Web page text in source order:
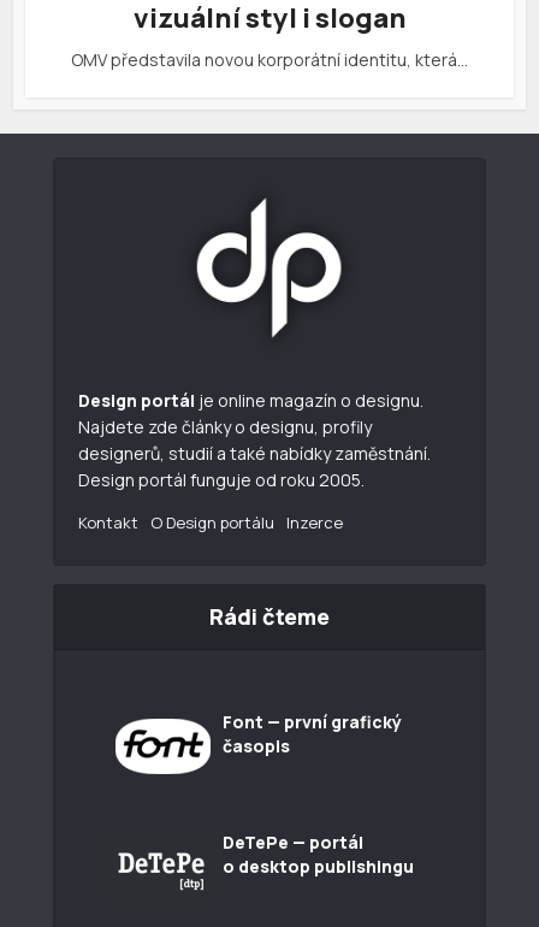
vizuální styl i slogan
OMV představila novou korporátní identitu, která…
Design portál je online magazín o designu.
Najdete zde články o designu, profily
designerů, studií a také nabídky zaměstnání.
Design portál funguje od roku 2005.
Kontakt O Design portálu Inzerce
Rádi čteme
Font — první grafický
časopis
DeTePe — portál
o desktop publishingu